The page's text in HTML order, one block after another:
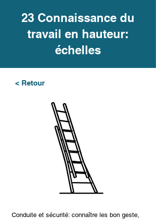
23 Connaissance du
travail en hauteur:
échelles
< Retour
Conduite et sécurité: connaître les bon geste,